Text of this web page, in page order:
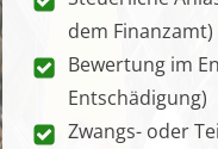
dem Finanzamt)
Bewertung im
Entschädigung)
Zwangs- oder